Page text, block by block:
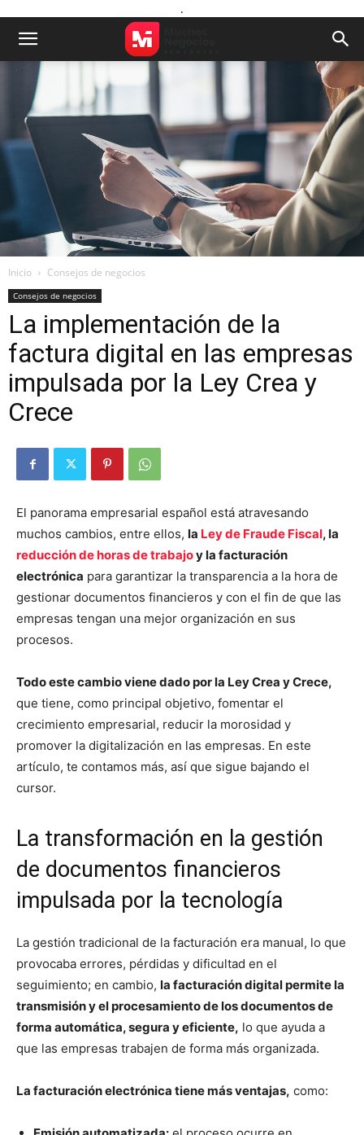
.
Inicio Consejos de negocios
Consejos de negocios
La implementación de la
factura digital en las empresas
impulsada por la Ley Crea y
Crece
El panorama empresarial español está atravesando
muchos cambios, entre ellos, la Ley de Fraude Fiscal, la
reducción de horas de trabajoy la facturación
electrónica para garantizar la transparencia a la hora de
gestionar documentos financieros y con el fin de que las
empresas tengan una mejor organización en sus
procesos.
Todo este cambio viene dado por la Ley Crea y Crece,
que tiene, como principal objetivo, fomentar el
crecimiento empresarial, reducir la morosidad y
promover la digitalización en las empresas. En este
artículo, te contamos más, así que sigue bajando el
cursor.
La transformación en la gestión
de documentos financieros
impulsada por la tecnología
La gestión tradicional de la facturación era manual, lo que
provocaba errores, pérdidas y dificultad en el
seguimiento; en cambio, la facturación digital permite la
transmisión y el procesamiento de los documentos de
forma automática, segura y eficiente, lo que ayuda a
que las empresas trabajen de forma más organizada.
La facturación electrónica tiene más ventajas, como: